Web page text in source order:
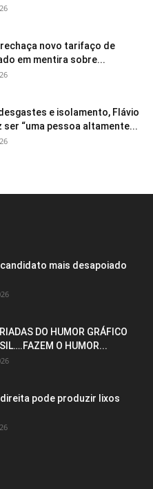
novo tarifaço de
em mentira sobre...
e isolamento, Flávio
ser “uma pessoa altamente...
mais desapoiado
DO HUMOR GRÁFICO
O HUMOR...
pode produzir lixos